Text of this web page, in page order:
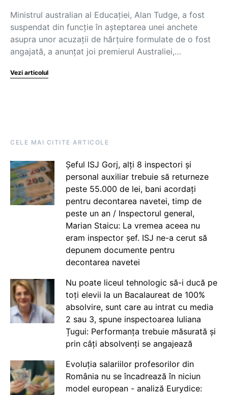
Ministrul australian al Educaţiei, Alan Tudge, a fost
suspendat din funcţie în aşteptarea unei anchete
asupra unor acuzaţii de hărţuire formulate de o fost
angajată, a anunţat joi premierul Australiei,…
Vezi articolul
CELE MAI CITITE ARTICOLE
Șeful ISJ Gorj, alți 8 inspectori și
personal auxiliar trebuie să returneze
peste 55.000 de lei, bani acordați
pentru decontarea navetei, timp de
peste un an / Inspectorul general,
Marian Staicu: La vremea aceea nu
eram inspector șef. ISJ ne-a cerut să
depunem documente pentru
decontarea navetei
Nu poate liceul tehnologic să-i ducă pe
toți elevii la un Bacalaureat de 100%
absolvire, sunt care au intrat cu media
2 sau 3, spune inspectoarea Iuliana
Țugui: Performanța trebuie măsurată și
prin câți absolvenți se angajează
Evoluția salariilor profesorilor din
România nu se încadrează în niciun
model european - analiză Eurydice: